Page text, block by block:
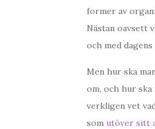
former av
Nästan oavsett
och med
Men hur ska
om, och hur ska
verkligen vet
som utöver sitt